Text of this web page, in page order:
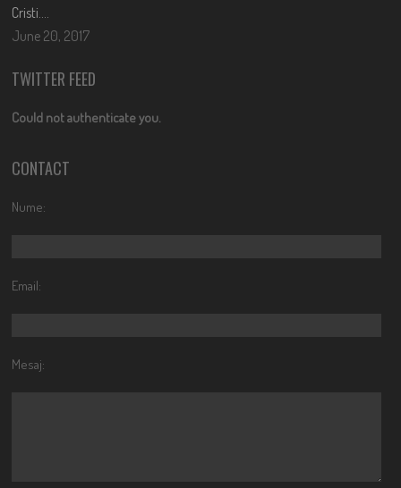
Cristi….
June 20, 2017
TWITTER FEED
Could not authenticate you.
CONTACT
Nume:
Email:
Mesaj: